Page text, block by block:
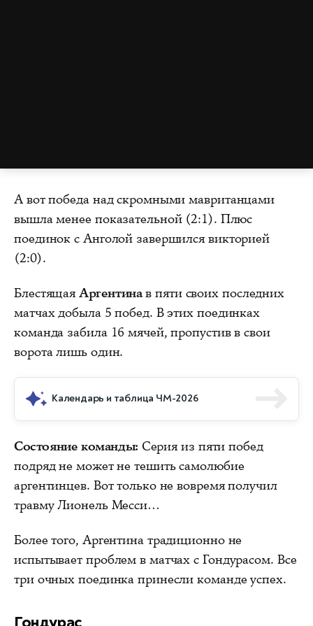
А вот победа над скромными мавританцами
вышла менее показательной (2:1). Плюс
поединок с Анголой завершился викторией
(2:0).
Блестящая Аргентинав пяти своих последних
матчах добыла 5 побед. В этих поединках
команда забила 16 мячей, пропустив в свои
ворота лишь один.
Календарь и таблица ЧМ-2026
Состояние команды: Серия из пяти побед
подряд не может не тешить самолюбие
аргентинцев. Вот только не вовремя получил
травму Лионель Месси…
Более того, Аргентина традиционно не
испытывает проблем в матчах с Гондурасом. Все
три очных поединка принесли команде успех.